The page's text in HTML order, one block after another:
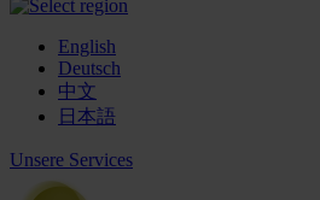
English
Deutsch
中文
日本語
Unsere Services